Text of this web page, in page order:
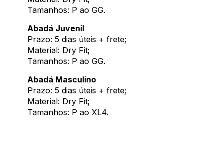
Tamanhos: P ao GG.
Abadá Juvenil
Prazo: 5 dias úteis + frete;
Material: Dry Fit;
Tamanhos: P ao GG.
Abadá Masculino
Prazo: 5 dias úteis + frete;
Material: Dry Fit;
Tamanhos: P ao XL4.